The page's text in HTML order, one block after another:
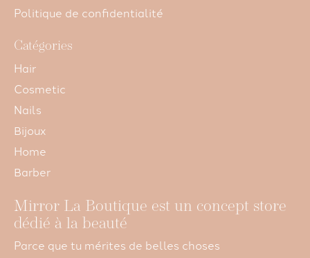
Politique de confidentialité
Catégories
Hair
Cosmetic
Nails
Bijoux
Home
Barber
Mirror La Boutique est un concept store
dédié à la beauté
Parce que tu mérites de belles choses